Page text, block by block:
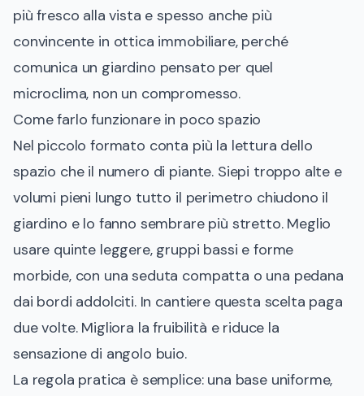
più fresco alla vista e spesso anche più
convincente in ottica immobiliare, perché
comunica un giardino pensato per quel
microclima, non un compromesso.
Come farlo funzionare in poco spazio
Nel piccolo formato conta più la lettura dello
spazio che il numero di piante. Siepi troppo alte e
volumi pieni lungo tutto il perimetro chiudono il
giardino e lo fanno sembrare più stretto. Meglio
usare quinte leggere, gruppi bassi e forme
morbide, con una seduta compatta o una pedana
dai bordi addolciti. In cantiere questa scelta paga
due volte. Migliora la fruibilità e riduce la
sensazione di angolo buio.
La regola pratica è semplice: una base uniforme,